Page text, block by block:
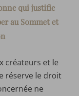
qui justifie
au Sommet et
créateurs et le
réserve le droit
ne